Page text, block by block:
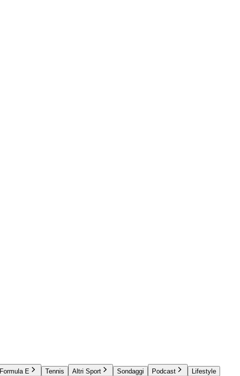
Formula E Tennis Altri Sport Sondaggi Podcast
Lifestyle